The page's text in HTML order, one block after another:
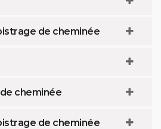
de cheminée
cheminée
de cheminée